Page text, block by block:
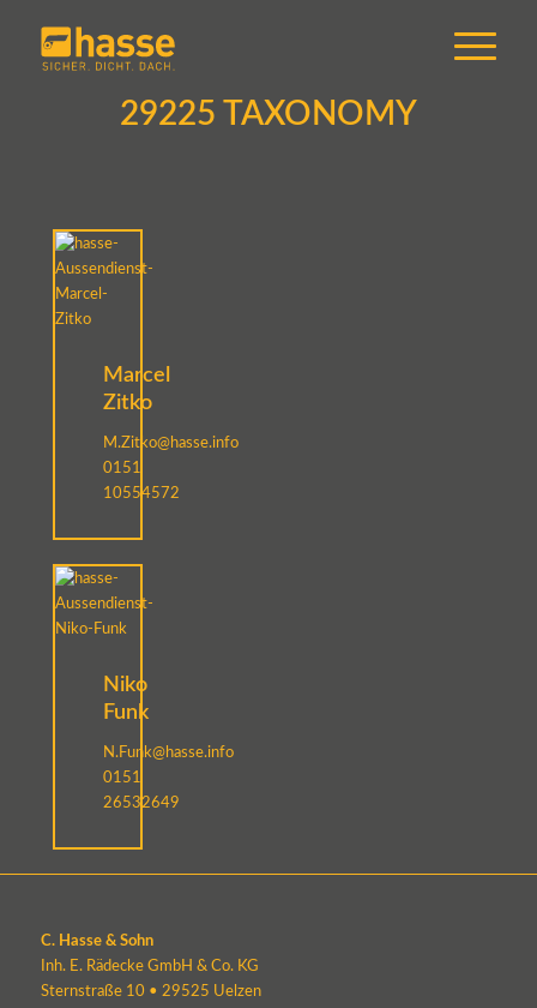
29225 TAXONOMY
Marcel
Zitko
M.Zitko@hasse.info
0151
10554572
Niko
Funk
N.Funk@hasse.info
0151
26532649
C. Hasse & Sohn
Inh. E. Rädecke GmbH & Co. KG
Sternstraße 10 • 29525 Uelzen